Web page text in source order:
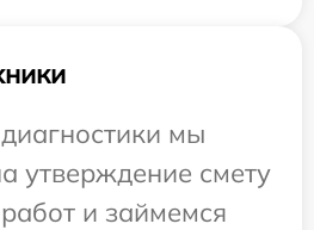
мы
утверждение смету
и займемся